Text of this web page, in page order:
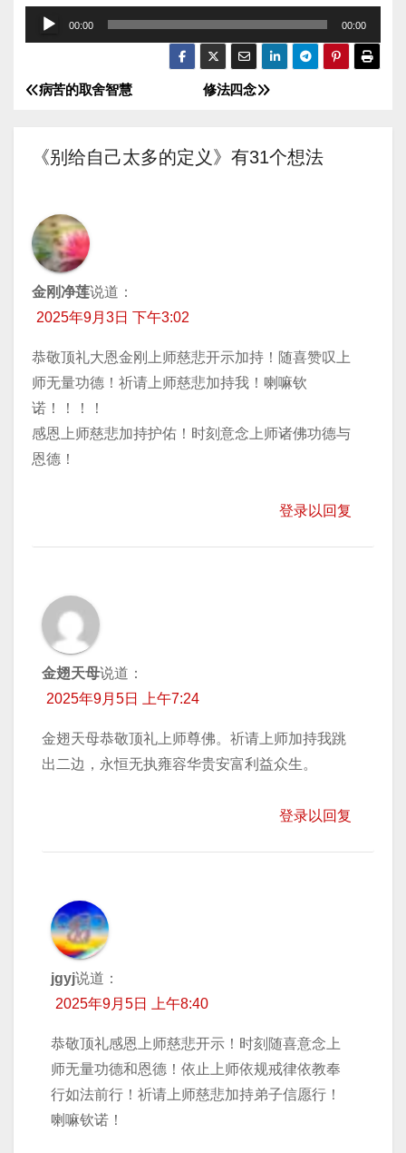
频
放
00:00 00:00
文
导
航
修法四念
病苦的取舍智慧
《别给自己太多的定义》有31个想法
金刚净莲说道：
2025年9月3日 下午3:02
恭敬顶礼大恩金刚上师慈悲开示加持！随喜赞叹上
师无量功德！祈请上师慈悲加持我！喇嘛钦
诺！！！！
感恩上师慈悲加持护佑！时刻意念上师诸佛功德与
恩德！
登录以回复
金翅天母说道：
2025年9月5日 上午7:24
金翅天母恭敬顶礼上师尊佛。祈请上师加持我跳
出二边，永恒无执雍容华贵安富利益众生。
登录以回复
jgyj说道：
2025年9月5日 上午8:40
恭敬顶礼感恩上师慈悲开示！时刻随喜意念上
师无量功德和恩德！依止上师依规戒律依教奉
行如法前行！祈请上师慈悲加持弟子信愿行！
喇嘛钦诺！